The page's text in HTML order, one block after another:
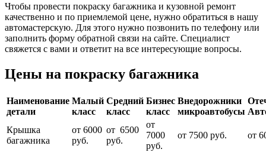
Чтобы провести покраску багажника и кузовной ремонт
качественно и по приемлемой цене, нужно обратиться в нашу
автомастерскую. Для этого нужно позвонить по телефону или
заполнить форму обратной связи на сайте. Специалист
свяжется с вами и ответит на все интересующие вопросы.
Цены на покраску багажника
Наименование
детали
Малый
класс
Средний
класс
Бизнес
класс
Внедорожники
микроавтобусы
Крышка
багажника
от 6000
руб.
от 6500
руб.
от
7000
руб.
от 7500 руб. от